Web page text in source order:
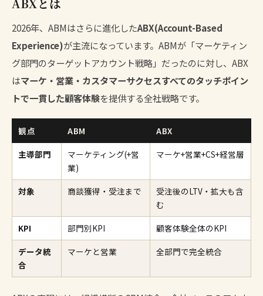
ABXとは
2026年、ABMはさらに進化したABX(Account-Based
Experience)が主流になっています。ABMが「マーケティン
グ部門のターゲットアカウント戦略」だったのに対し、ABX
はマーケ・営業・カスタマーサクセスすべてのタッチポイン
トで一貫した顧客体験を提供する全社戦略です。
観点 ABM
ABX
主導部門
マーケティング(+営
業)
マーケ+営業+CS+経営層
対象 商談獲得・受注まで
受注後のLTV・拡大も含
む
KPI
部門別KPI
顧客体験全体のKPI
データ統
合
マーケと営業 全部門で完全統合